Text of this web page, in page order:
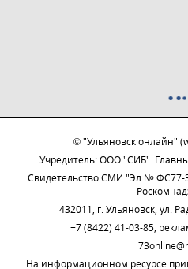
© "Ульяновск онлайн"
Учредитель: ООО "СИБ".
Свидетельство СМИ "Эл № ФС77-
432011, г. Ульяновск, ул.
+7 (8422) 41-03-85,
На информационном ресурсе